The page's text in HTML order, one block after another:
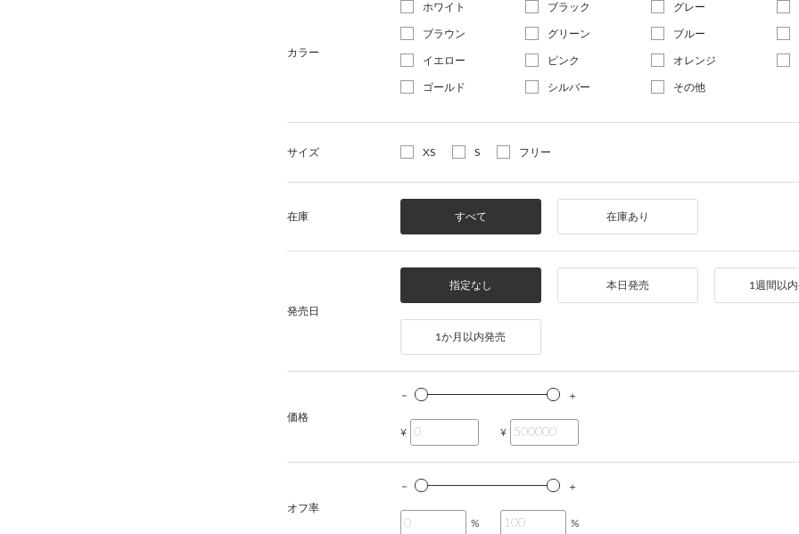
カラー
ホワイト ブラック グレー
ブラウン グリーン ブルー
イエロー ピンク オレンジ
ゴールド シルバー その他
サイズ XS S フリー
在庫 すべて 在庫あり
発売日
指定なし 本日発売 1週間以
1か月以内発売
価格
¥
¥
オフ率
%
%